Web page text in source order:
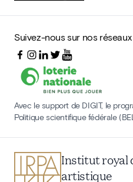
Suivez-nous sur nos
Avec le support de DIGIT, le
Politique scientifique fédérale
Institut royal
artistique